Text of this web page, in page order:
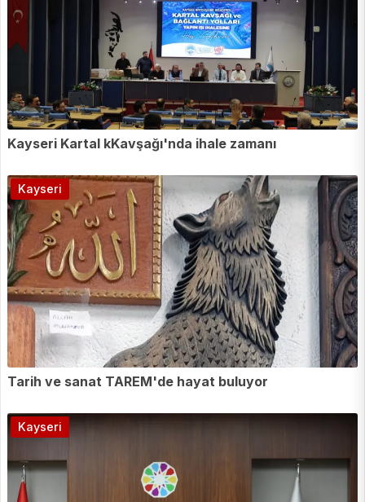
Kayseri Kartal kKavşağı'nda ihale zamanı
Tarih ve sanat TAREM'de hayat buluyor
Kayseri
Kayseri